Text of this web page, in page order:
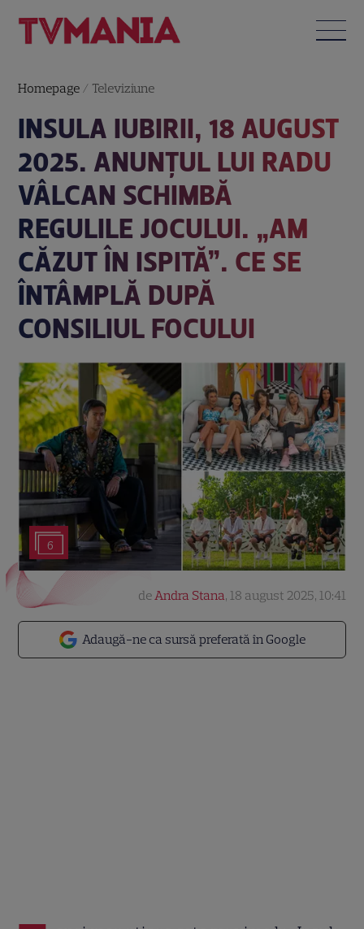
Homepage / Televiziune
INSULA IUBIRII, 18 AUGUST
2025. ANUNȚUL LUI RADU
VÂLCAN SCHIMBĂ
REGULILE JOCULUI. „AM
CĂZUT ÎN ISPITĂ”. CE SE
ÎNTÂMPLĂ DUPĂ
CONSILIUL FOCULUI
6
Adaugă-ne ca sursă preferată în Google
deAndra Stana, 18 august 2025, 10:41